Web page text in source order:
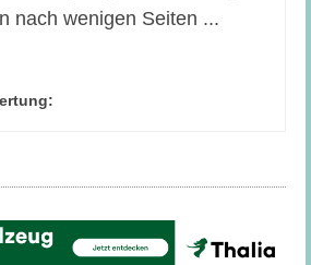
nach wenigen Seiten ...